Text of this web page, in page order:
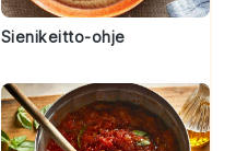
Sienikeitto-ohje